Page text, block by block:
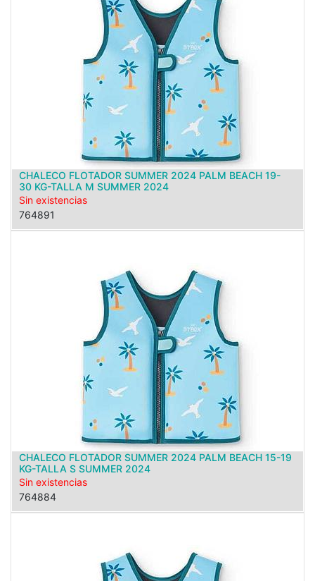
CHALECO FLOTADOR SUMMER 2024 PALM BEACH 19-
30 KG-TALLA M SUMMER 2024
Sin existencias
764891
CHALECO FLOTADOR SUMMER 2024 PALM BEACH 15-19
KG-TALLA S SUMMER 2024
Sin existencias
764884